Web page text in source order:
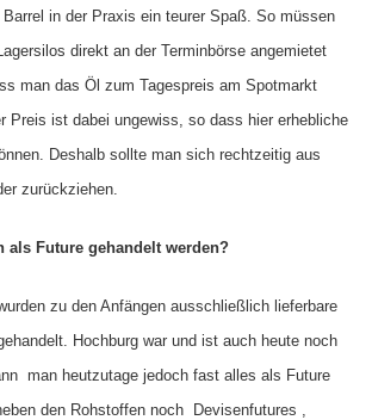
in der Praxis ein teurer Spaß. So müssen
direkt an der Terminbörse angemietet
man das Öl zum Tagespreis am Spotmarkt
Preis ist dabei ungewiss, so dass hier erhebliche
Deshalb sollte man sich rechtzeitig aus
zurückziehen.
als Future gehandelt werden?
zu den Anfängen ausschließlich lieferbare
Hochburg war und ist auch heute noch
man heutzutage jedoch fast alles als Future
den Rohstoffen noch
Devisenfutures ,